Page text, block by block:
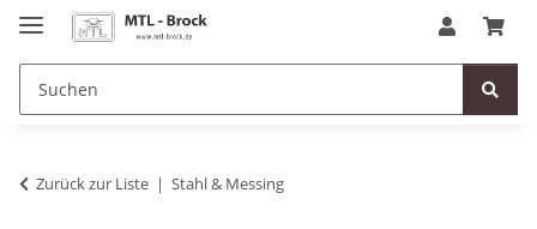
Zurück zur Liste Stahl & Messing